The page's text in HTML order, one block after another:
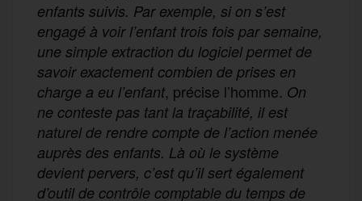
enfants suivis. Par exemple, si on s’est
engagé à voir l’enfant trois fois par semaine,
une simple extraction du logiciel permet de
savoir exactement combien de prises en
charge a eu l’enfant, précise l’homme. On
ne conteste pas tant la traçabilité, il est
naturel de rendre compte de l’action menée
auprès des enfants. Là où le système
devient pervers, c’est qu’il sert également
d’outil de contrôle comptable du temps de